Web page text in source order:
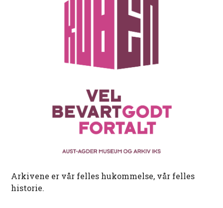
Arkivene er vår felles hukommelse, vår felles
historie.